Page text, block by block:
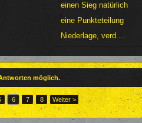
einen Sieg natürlich
eine Punkteteilung
Niederlage, verd....
möglich.
6 7 8 Weiter >